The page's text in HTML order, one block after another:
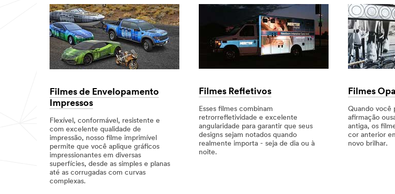
Filmes de Envelopamento
Impressos
Flexível, conformável, resistente e
com excelente qualidade de
impressão, nosso filme imprimível
permite que você aplique gráficos
impressionantes em diversas
superfícies, desde as simples e planas
até as corrugadas com curvas
complexas.
Filmes Refletivos
Esses filmes combinam
retrorrefletividade e excelente
angularidade para garantir que seus
designs sejam notados quando
realmente importa - seja de dia ou à
noite.
Filmes
Quando você
afirmação
antiga, os
cor anterior
novo brilhar.